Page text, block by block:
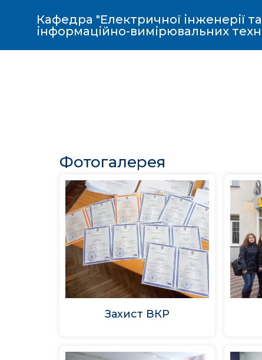
Кафедра "Електричної інженерії та
інформаційно-вимірювальних
Фотогалерея
Захист ВКР